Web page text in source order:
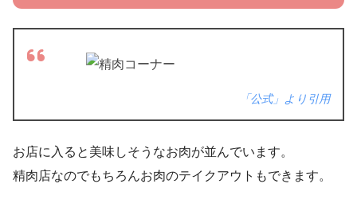
「公式」より引用
お店に入ると美味しそうなお肉が並んでいます。
精肉店なのでもちろんお肉のテイクアウトもできます。